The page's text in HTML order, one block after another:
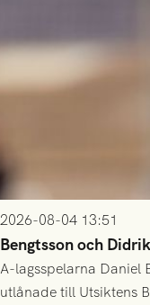
2026-08-04 13:51
Bengtsson och
A-lagsspelarna Daniel
utlånade till Utsiktens